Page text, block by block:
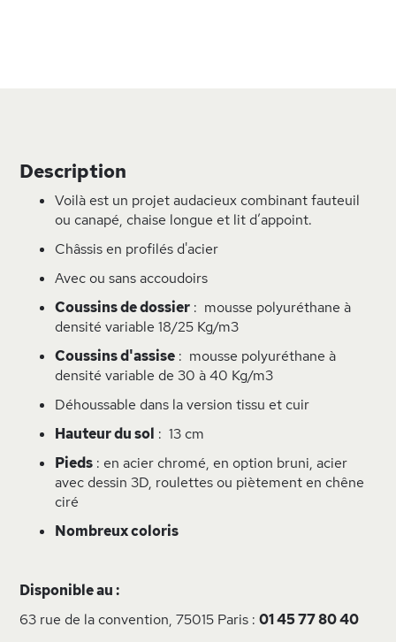
Description
Voilà est un projet audacieux combinant fauteuil
ou canapé, chaise longue et lit d’appoint.
Châssis en profilés d'acier
Avec ou sans accoudoirs
Coussins de dossier : mousse polyuréthane à
densité variable 18/25 Kg/m3
Coussins d'assise : mousse polyuréthane à
densité variable de 30 à 40 Kg/m3
Déhoussable dans la version tissu et cuir
Hauteur du sol : 13 cm
Pieds : en acier chromé, en option bruni, acier
avec dessin 3D, roulettes ou piètement en chêne
ciré
Nombreux coloris
Disponible au :
63 rue de la convention, 75015 Paris : 01 45 77 80 40